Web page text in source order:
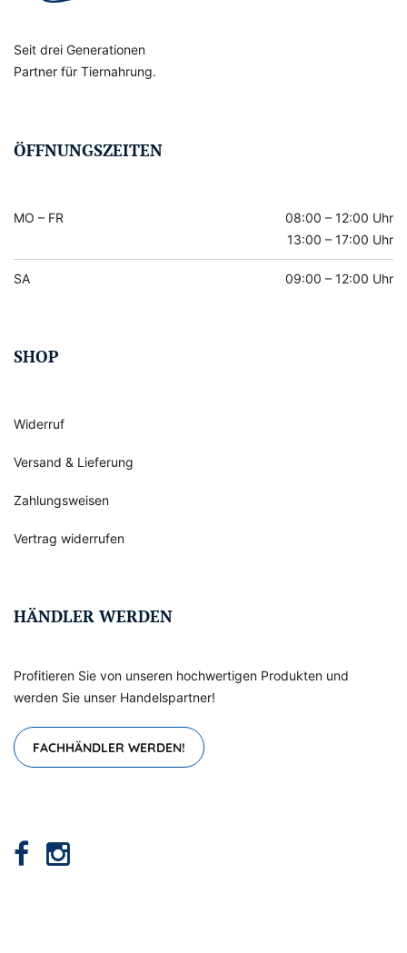
Seit drei Generationen
Partner für Tiernahrung.
ÖFFNUNGSZEITEN
MO – FR
08:00 – 12:00 Uhr
13:00 – 17:00 Uhr
SA 09:00 – 12:00 Uhr
SHOP
Widerruf
Versand & Lieferung
Zahlungsweisen
Vertrag widerrufen
HÄNDLER WERDEN
Profitieren Sie von unseren hochwertigen Produkten und
werden Sie unser Handelspartner!
FACHHÄNDLER WERDEN!